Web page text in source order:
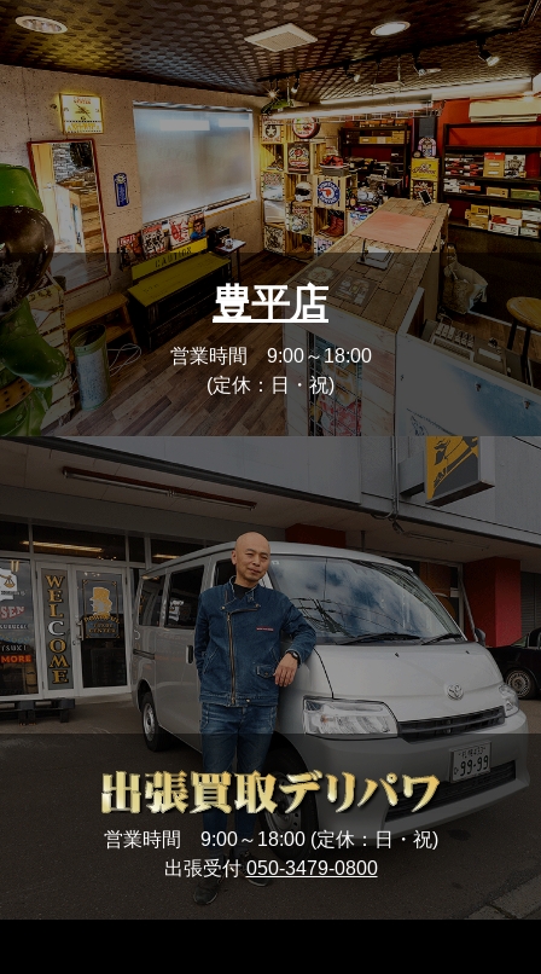
豊平店
営業時間 9:00～18:00
(定休：日・祝)
営業時間 9:00～18:00 (定休：日・祝)
出張受付050-3479-0800